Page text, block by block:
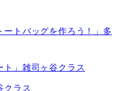
トバッグを作ろう！」多
ト」雑司ヶ谷クラス
クラス